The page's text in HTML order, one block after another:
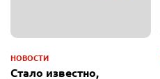
НОВОСТИ
Стало известно,